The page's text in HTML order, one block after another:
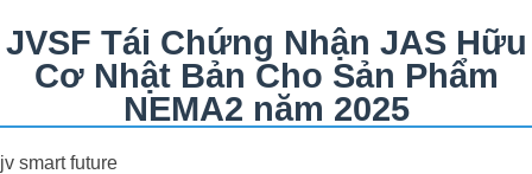
JVSF Tái Chứng Nhận JAS Hữu
Cơ Nhật Bản Cho Sản Phẩm
NEMA2 năm 2025
jv smart future
Cải Thiện Vườn Sầu Riêng Nhiễm